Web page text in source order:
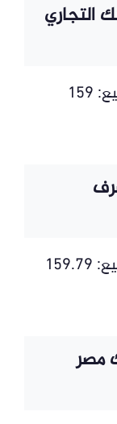
التجاري
سعر الشراء: 156.16 جنيه، وسعر البيع: 159
سعر الشراء: 155.37 جنيه، وسعر البيع: 159.79
مصر